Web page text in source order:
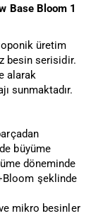
Base Bloom 1
üretim
besin serisidir.
alarak
sunmaktadır.
büyüme
döneminde
şeklinde
mikro besinler